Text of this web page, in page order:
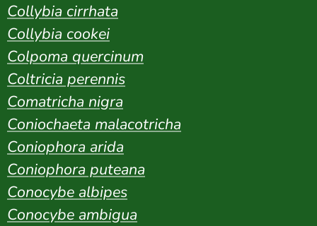
Collybia cirrhata
Collybia cookei
Colpoma quercinum
Coltricia perennis
Comatricha nigra
Coniochaeta malacotricha
Coniophora arida
Coniophora puteana
Conocybe albipes
Conocybe ambigua